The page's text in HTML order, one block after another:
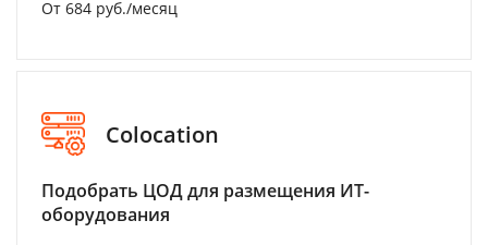
От 684 руб./месяц
Colocation
Подобрать ЦОД для размещения ИТ-
оборудования